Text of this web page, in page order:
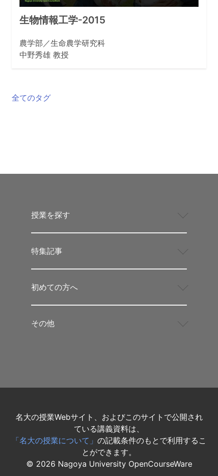
生物情報工学-2015
農学部／生命農学研究科
中野秀雄 教授
全てのタグ
授業を探す
特集記事
初めての方へ
その他
名大の授業Webサイト、およびこのサイトで公開され
ている講義資料は、
「名大の授業について」 の記載条件のもとで利用するこ
とができます。
© 2026 Nagoya University OpenCourseWare